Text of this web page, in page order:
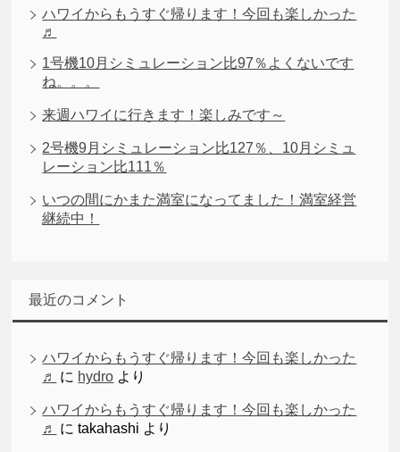
ハワイからもうすぐ帰ります！今回も楽しかった
♬
1号機10月シミュレーション比97％よくないです
ね。。。
来週ハワイに行きます！楽しみです～
2号機9月シミュレーション比127％、10月シミュ
レーション比111％
いつの間にかまた満室になってました！満室経営
継続中！
最近のコメント
ハワイからもうすぐ帰ります！今回も楽しかった
♬
に hydro より
ハワイからもうすぐ帰ります！今回も楽しかった
♬
にtakahashi より